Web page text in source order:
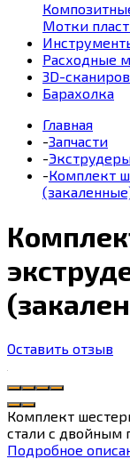
Мотки
Расходные
3D-
Барахолка
Главная
-Запчасти
-
-Комплект
Оставить отзыв
Комплект
стали с двойным
Подробное